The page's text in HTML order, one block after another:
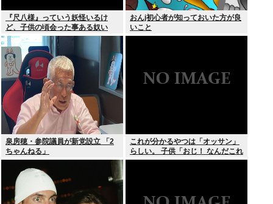
『尺八様』っていう妖怪いるけ
ど、子供の頃会った事ある奴い
る？？
おんj初心者が知っておいた方が良
いこと
泉房穂・参院議員が新党設立 「2
ちゃんねる」
これが分かるやつは「オッサン」
らしい。 子供「おじ！ なんだこれ
は！」